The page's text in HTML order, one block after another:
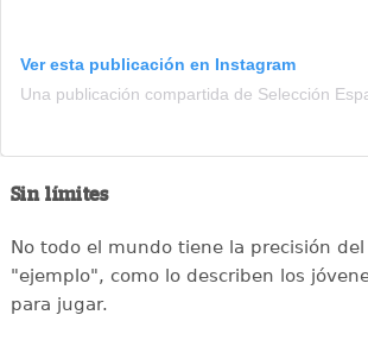
Ver esta publicación en Instagram
Sin límites
No todo el mundo tiene la precisión
"ejemplo", como lo describen los
para jugar.